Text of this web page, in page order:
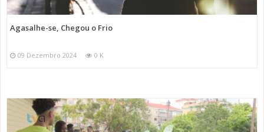
Agasalhe-se, Chegou o Frio
09 Dezembro 2024 0 K